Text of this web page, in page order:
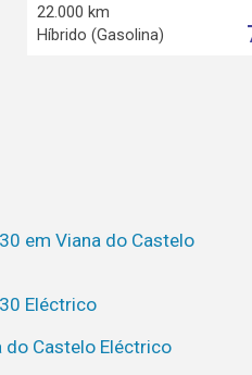
22.000 km
Híbrido (Gasolina)
em Viana do Castelo
Eléctrico
do Castelo Eléctrico